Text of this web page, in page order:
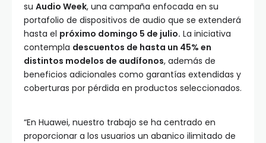
su Audio Week, una campaña enfocada en su
portafolio de dispositivos de audio que se extenderá
hasta el próximo domingo 5 de julio. La iniciativa
contempla descuentos de hasta un 45% en
distintos modelos de audífonos, además de
beneficios adicionales como garantías extendidas y
coberturas por pérdida en productos seleccionados.
“En Huawei, nuestro trabajo se ha centrado en
proporcionar a los usuarios un abanico ilimitado de